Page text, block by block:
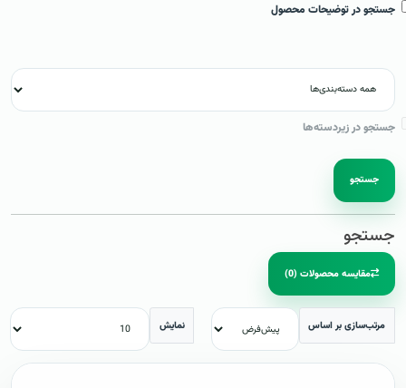
جستجو در توضیحات محصول
جستجو در زیردسته‌ها
جستجو
جستجو
مقایسه محصولات (0)
مرتب‌سازی بر اساس نمایش